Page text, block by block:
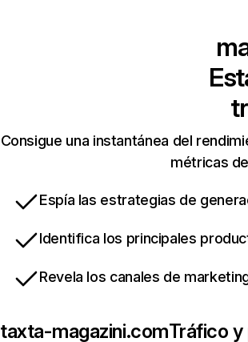
Consigue una instantánea del
métricas
Espía las estrategias de
Identifica los principales
Revela los canales de
taxta-magazini.comTráfico